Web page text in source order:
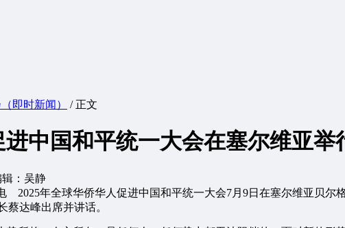
即时新闻） / 正文
中国和平统一大会在塞尔维亚举
：吴静
2025年全球华侨华人促进中国和平统一大会7月9日在塞尔维亚贝
蔡达峰出席并讲话。